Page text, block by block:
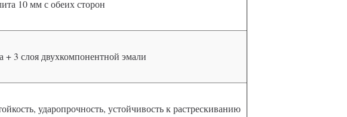
10 мм с обеих сторон
+ 3 слоя двухкомпонентной эмали
ударопрочность, устойчивость к растрескиванию